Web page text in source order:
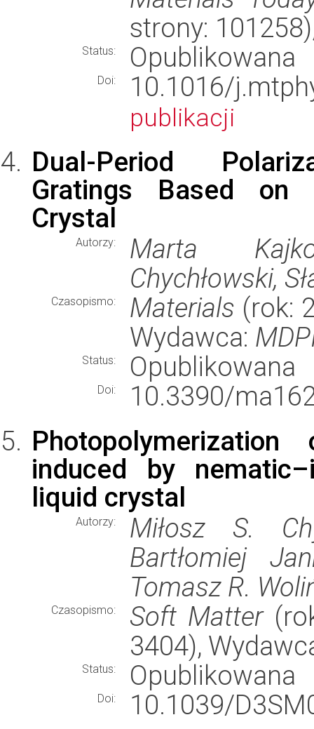
strony:
Status: Opublikowana
Doi: 10.1016/
publikacji
Dual-Period
Gratings Based on
Crystal
Autorzy:
Marta
Chychłowski,
Czasopismo: Materials (rok:
Wydawca:
Status: Opublikowana
Doi:
10.3390/
induced by
liquid crystal
Autorzy:
Miłosz S.
Bartłomiej
Tomasz R.
Czasopismo: Soft Matter
3404),
Status: Opublikowana
Doi: 10.1039/